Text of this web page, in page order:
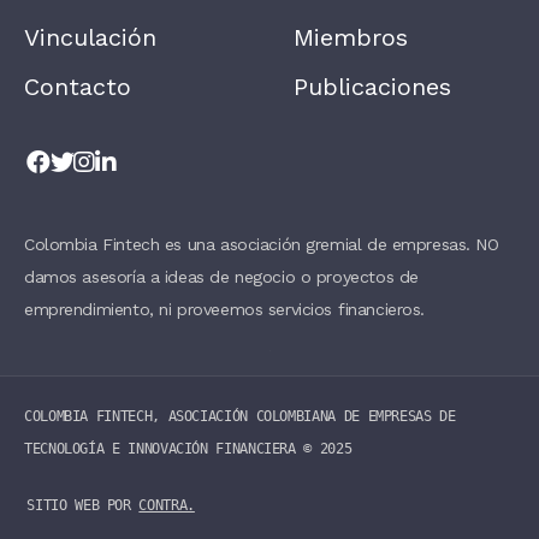
H
S
L
A
K
Vinculación
Contacto
Miembros
Publicaciones
Colombia Fintech es una asociación gremial de empresas. NO
damos asesoría a ideas de negocio o proyectos de
emprendimiento, ni proveemos servicios financieros.
COLOMBIA FINTECH, ASOCIACIÓN COLOMBIANA DE EMPRESAS DE
TECNOLOGÍA E INNOVACIÓN FINANCIERA ©️ 2025
SITIO WEB POR CONTRA.